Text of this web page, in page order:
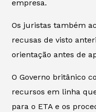
empresa.
Os juristas também
recusas de visto
orientação antes de
O Governo britânico
recursos em linha
para o ETA e os